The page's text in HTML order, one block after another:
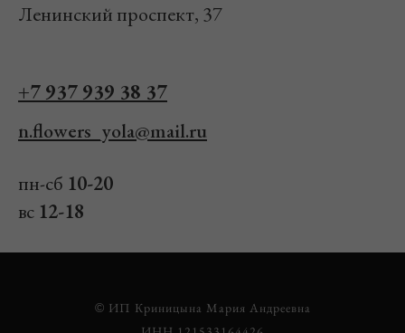
Ленинский проспект, 37
+7 937 939 38 37
n.flowers_yola@mail.ru
пн-сб 10-20
вс 12-18
© ИП Криницына Мария Андреевна